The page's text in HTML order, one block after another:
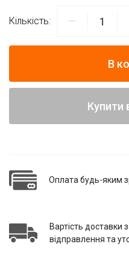
Кількість:
В
Купити
Оплата будь-яким
Вартість доставки
відправлення та